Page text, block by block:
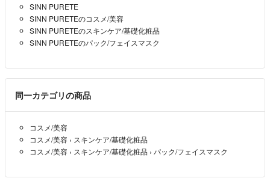
◆．日中は仕事をしているため
取引メッセージやコメントを
すぐに返せないこともありますので
上記の事にご理解頂ける方のみのお取り引きで
よろしくお願いします💎*。
お互いに気持ちの良いお取引をするためにも
丁寧な対応をするように心掛けています！
商品も出来る限り丁寧に梱包して送りますが、
SINN PURETE
SINN PURETEのコスメ/美容
SINN PURETEのスキンケア/基礎化粧品
SINN PURETEのパック/フェイスマスク
同一カテゴリの商品
コスメ/美容
コスメ/美容 › スキンケア/基礎化粧品
コスメ/美容 › スキンケア/基礎化粧品 › パック/フェイスマスク